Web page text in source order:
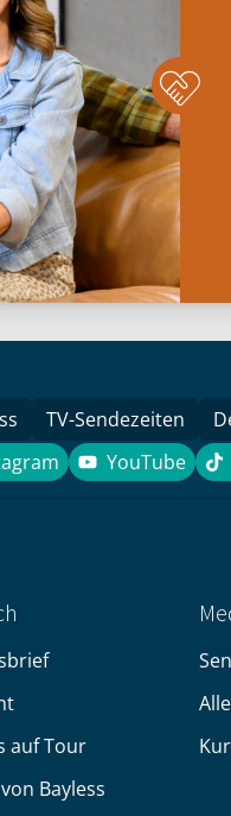
TV-Sendezeiten
YouTube
YouTube
auf Tour
Bayless